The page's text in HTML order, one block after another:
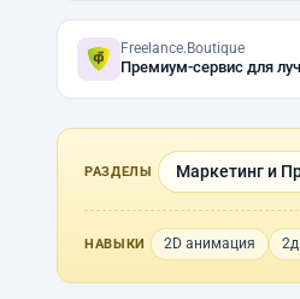
Freelance.Boutique
Премиум-сервис для
РАЗДЕЛЫ Маркетинг и
НАВЫКИ 2D анимация